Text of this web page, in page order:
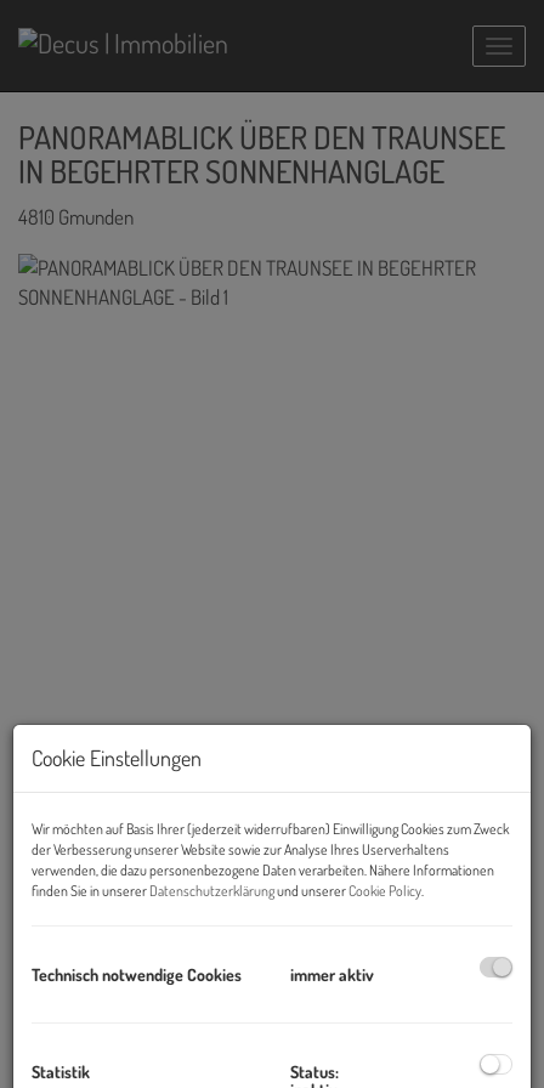
PANORAMABLICK ÜBER DEN TRAUNSEE
IN BEGEHRTER SONNENHANGLAGE
4810 Gmunden
Beschreibung
In einer der begehrtesten Wohnlagen von Gmunden entsteht
Cookie Einstellungen
Wir möchten auf Basis Ihrer (jederzeit widerrufbaren) Einwilligung Cookies zum Zweck
der Verbesserung unserer Website sowie zur Analyse Ihres Userverhaltens
verwenden, die dazu personenbezogene Daten verarbeiten. Nähere Informationen
finden Sie in unserer Datenschutzerklärungund unsererCookie Policy
Technisch notwendige Cookies immer aktiv
Statistik
Status: